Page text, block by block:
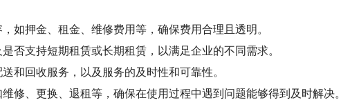
如押金、租金、维修费用等，确保费用合理且透明。
否支持短期租赁或长期租赁，以满足企业的不同需求。
和回收服务，以及服务的及时性和可靠性。
修、更换、退租等，确保在使用过程中遇到问题能够得到及时解决。